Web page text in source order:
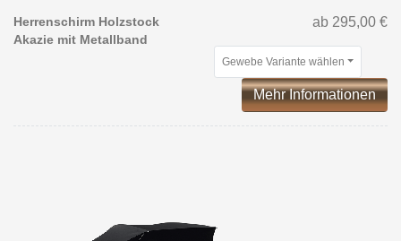
Herrenschirm Holzstock
Akazie mit Metallband
ab 295,00 €
Gewebe Variante wählen
Mehr Informationen